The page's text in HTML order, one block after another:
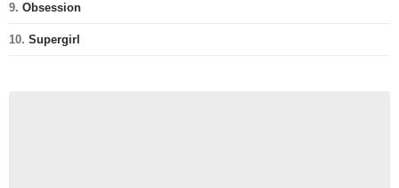
9. Obsession
10. Supergirl